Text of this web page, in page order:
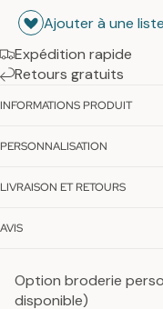
Ajouter à une
Expédition rapide
Retours gratuits
INFORMATIONS PRODUIT
PERSONNALISATION
LIVRAISON ET RETOURS
AVIS
Option broderie
disponible)